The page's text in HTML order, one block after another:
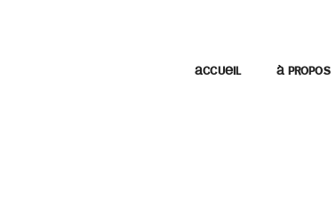
ACCUEIL À PROPOS